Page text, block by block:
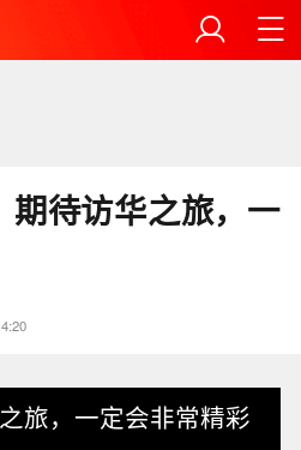
待访华之旅，一
旅，一定会非常精彩